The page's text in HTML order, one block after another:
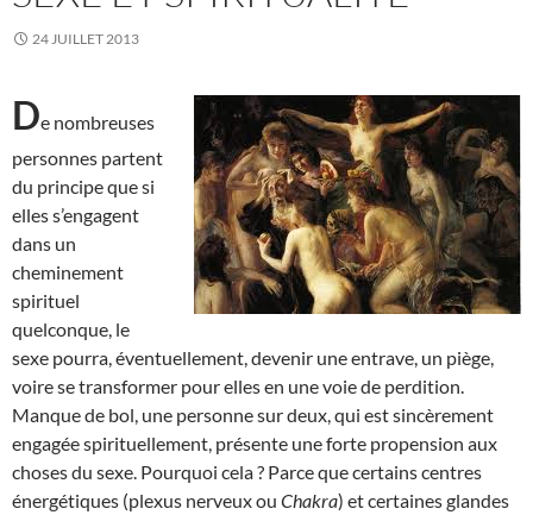
24 JUILLET 2013
De nombreuses
personnes partent
du principe que si
elles s’engagent
dans un
cheminement
spirituel
quelconque, le
sexe pourra, éventuellement, devenir une entrave, un piège,
voire se transformer pour elles en une voie de perdition.
Manque de bol, une personne sur deux, qui est sincèrement
engagée spirituellement, présente une forte propension aux
choses du sexe. Pourquoi cela ? Parce que certains centres
énergétiques (plexus nerveux ou Chakra) et certaines glandes